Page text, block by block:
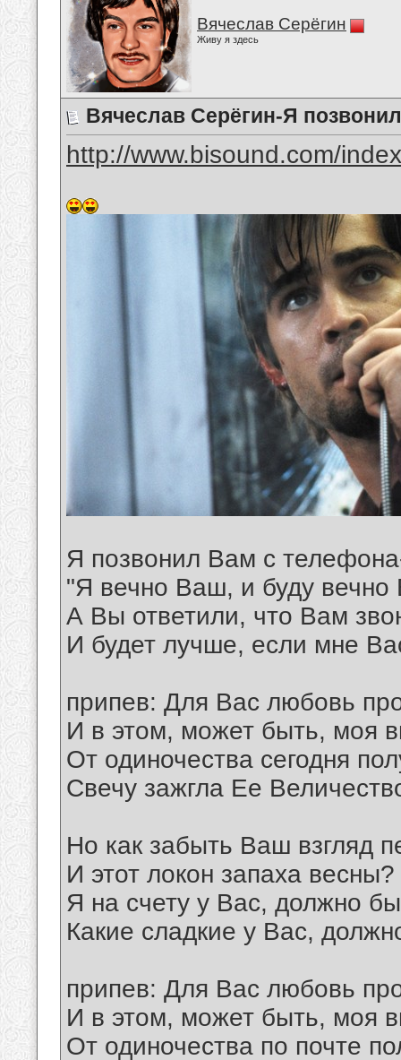
Вячеслав Серёгин
Живу я здесь
Вячеслав Серёгин-Я
http://www.bisound.com/
Я позвонил Вам с
"Я вечно Ваш, и буду вечно
А Вы ответили, что Вам
И будет лучше, если мне
припев: Для Вас любовь
И в этом, может быть, моя
От одиночества сегодня
Свечу зажгла Ее
Но как забыть Ваш взгляд
И этот локон запаха весны?
Я на счету у Вас, должно
Какие сладкие у Вас,
припев: Для Вас любовь
И в этом, может быть, моя
От одиночества по почте